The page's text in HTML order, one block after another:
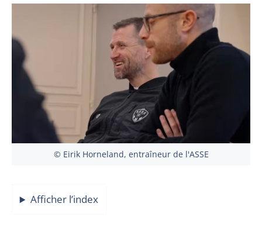
© Eirik Horneland, entraîneur de l'ASSE
Afficher l’index